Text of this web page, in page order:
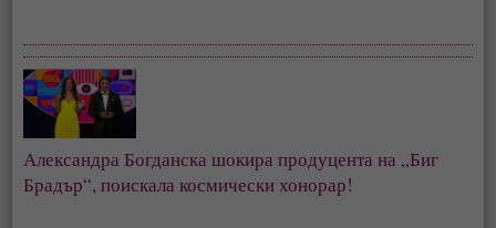
Александра Богданска шокира продуцента на „Биг
Брадър“, поискала космически хонорар!